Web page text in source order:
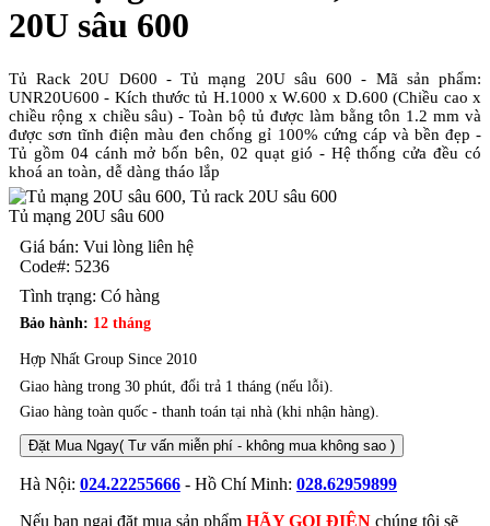
20U sâu 600
Tủ Rack 20U D600 - Tủ mạng 20U sâu 600 - Mã sản phẩm:
UNR20U600 - Kích thước tủ H.1000 x W.600 x D.600 (Chiều cao x
chiều rộng x chiều sâu) - Toàn bộ tủ được làm bằng tôn 1.2 mm và
được sơn tĩnh điện màu đen chống gỉ 100% cứng cáp và bền đẹp -
Tủ gồm 04 cánh mở bốn bên, 02 quạt gió - Hệ thống cửa đều có
khoá an toàn, dễ dàng tháo lắp
Tủ mạng 20U sâu 600
Giá bán: Vui lòng liên hệ
Code#: 5236
Tình trạng: Có hàng
Bảo hành: 12 tháng
Hợp Nhất Group Since 2010
Giao hàng trong 30 phút, đổi trả 1 tháng (nếu lỗi).
Giao hàng toàn quốc - thanh toán tại nhà (khi nhận hàng).
Đặt Mua Ngay( Tư vấn miễn phí - không mua không sao )
Hà Nội: 024.22255666 - Hồ Chí Minh: 028.62959899
Nếu bạn ngại đặt mua sản phẩm HÃY GỌI ĐIỆN chúng tôi sẽ